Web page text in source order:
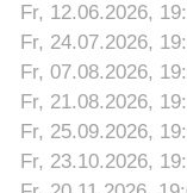
Fr, 12.06.2026,
Fr, 24.07.2026,
Fr, 07.08.2026,
Fr, 21.08.2026,
Fr, 25.09.2026,
Fr, 23.10.2026,